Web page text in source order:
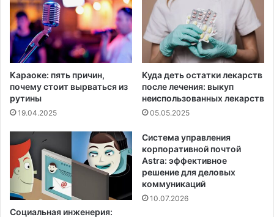
Караоке: пять причин,
почему стоит вырваться из
рутины
19.04.2025
Куда деть остатки лекарств
после лечения: выкуп
неиспользованных лекарств
05.05.2025
Социальная инженерия:
Система управления
корпоративной почтой
Astra: эффективное
решение для деловых
коммуникаций
10.07.2026